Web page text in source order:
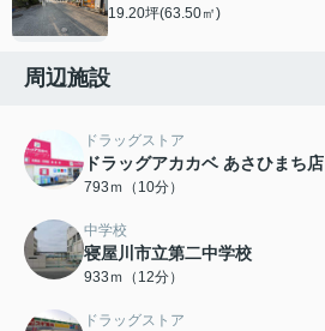
19.20坪(63.50㎡)
周辺施設
ドラッグストア
ドラッグアカカベ あさひまち店
793ｍ（10分）
中学校
寝屋川市立第二中学校
933ｍ（12分）
ドラッグストア